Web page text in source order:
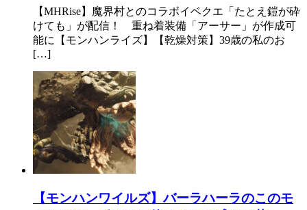
【MHRise】魔界村とのコラボイベクエ「たとえ鎧が砕
けても」が配信！ 重ね着装備「アーサー」が作成可
能に【モンハンライズ】【乾燥対策】39歳の私のお
[…]
【モンハンワイルズ】バーラハーラのこのモ